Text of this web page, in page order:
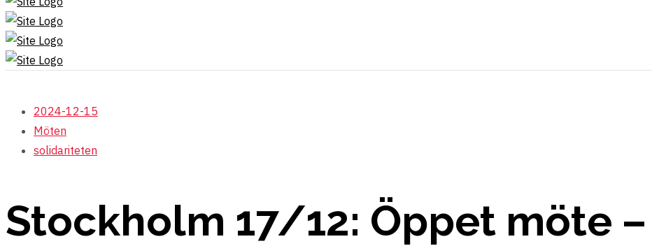
2024-12-15
Möten
solidariteten
Stockholm 17/12: Öppet möte –